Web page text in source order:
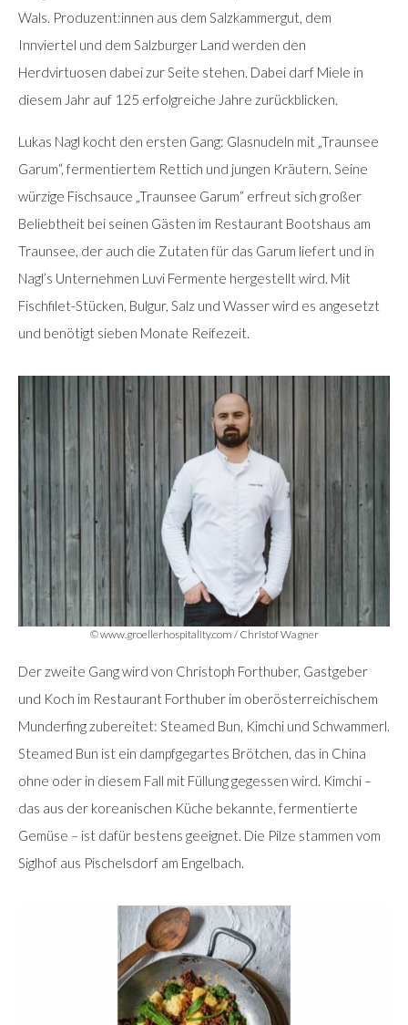
Wals. Produzent:innen aus dem Salzkammergut, dem
Innviertel und dem Salzburger Land werden den
Herdvirtuosen dabei zur Seite stehen. Dabei darf Miele in
diesem Jahr auf 125 erfolgreiche Jahre zurückblicken.
Lukas Nagl kocht den ersten Gang: Glasnudeln mit „Traunsee
Garum“, fermentiertem Rettich und jungen Kräutern. Seine
würzige Fischsauce „Traunsee Garum“ erfreut sich großer
Beliebtheit bei seinen Gästen im Restaurant Bootshaus am
Traunsee, der auch die Zutaten für das Garum liefert und in
Nagl’s Unternehmen Luvi Fermente hergestellt wird. Mit
Fischfilet-Stücken, Bulgur, Salz und Wasser wird es angesetzt
und benötigt sieben Monate Reifezeit.
© www.groellerhospitality.com / Christof Wagner
Der zweite Gang wird von Christoph Forthuber, Gastgeber
und Koch im Restaurant Forthuber im oberösterreichischem
Munderfing zubereitet: Steamed Bun, Kimchi und Schwammerl.
Steamed Bun ist ein dampfgegartes Brötchen, das in China
ohne oder in diesem Fall mit Füllung gegessen wird. Kimchi –
das aus der koreanischen Küche bekannte, fermentierte
Gemüse – ist dafür bestens geeignet. Die Pilze stammen vom
Siglhof aus Pischelsdorf am Engelbach.